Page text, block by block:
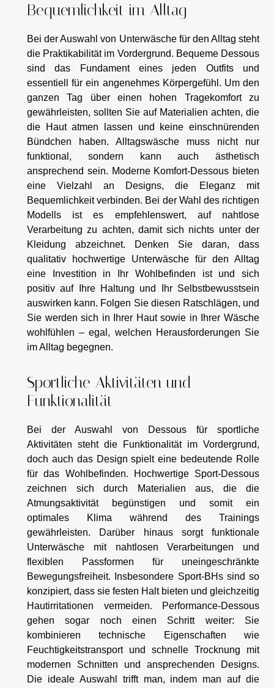
Bequemlichkeit im Alltag
Bei der Auswahl von Unterwäsche für den Alltag steht
die Praktikabilität im Vordergrund. Bequeme Dessous
sind das Fundament eines jeden Outfits und
essentiell für ein angenehmes Körpergefühl. Um den
ganzen Tag über einen hohen Tragekomfort zu
gewährleisten, sollten Sie auf Materialien achten, die
die Haut atmen lassen und keine einschnürenden
Bündchen haben. Alltagswäsche muss nicht nur
funktional, sondern kann auch ästhetisch
ansprechend sein. Moderne Komfort-Dessous bieten
eine Vielzahl an Designs, die Eleganz mit
Bequemlichkeit verbinden. Bei der Wahl des richtigen
Modells ist es empfehlenswert, auf nahtlose
Verarbeitung zu achten, damit sich nichts unter der
Kleidung abzeichnet. Denken Sie daran, dass
qualitativ hochwertige Unterwäsche für den Alltag
eine Investition in Ihr Wohlbefinden ist und sich
positiv auf Ihre Haltung und Ihr Selbstbewusstsein
auswirken kann. Folgen Sie diesen Ratschlägen, und
Sie werden sich in Ihrer Haut sowie in Ihrer Wäsche
wohlfühlen – egal, welchen Herausforderungen Sie
im Alltag begegnen.
Sportliche Aktivitäten und
Funktionalität
Bei der Auswahl von Dessous für sportliche
Aktivitäten steht die Funktionalität im Vordergrund,
doch auch das Design spielt eine bedeutende Rolle
für das Wohlbefinden. Hochwertige Sport-Dessous
zeichnen sich durch Materialien aus, die die
Atmungsaktivität begünstigen und somit ein
optimales Klima während des Trainings
gewährleisten. Darüber hinaus sorgt funktionale
Unterwäsche mit nahtlosen Verarbeitungen und
flexiblen Passformen für uneingeschränkte
Bewegungsfreiheit. Insbesondere Sport-BHs sind so
konzipiert, dass sie festen Halt bieten und gleichzeitig
Hautirritationen vermeiden. Performance-Dessous
gehen sogar noch einen Schritt weiter: Sie
kombinieren technische Eigenschaften wie
Feuchtigkeitstransport und schnelle Trocknung mit
modernen Schnitten und ansprechenden Designs.
Die ideale Auswahl trifft man, indem man auf die